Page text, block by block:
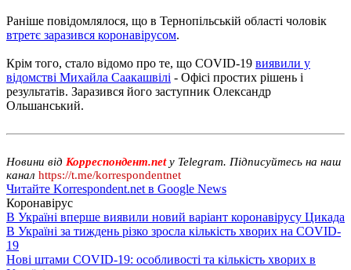
Раніше повідомлялося, що в Тернопільській області чоловік
втретє заразився коронавірусом.
Крім того, стало відомо про те, що COVID-19 виявили у
відомстві Михайла Саакашвілі - Офісі простих рішень і
результатів. Заразився його заступник Олександр
Ольшанський.
Новини від Корреспондент.net у Telegram. Підписуйтесь на наш
канал https://t.me/korrespondentnet
Читайте Korrespondent.net в Google News
Коронавірус
В Україні вперше виявили новий варіант коронавірусу Цикада
В Україні за тиждень різко зросла кількість хворих на COVID-
19
Нові штами COVID-19: особливості та кількість хворих в